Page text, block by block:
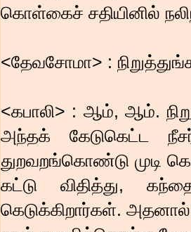
கொள்கைச் சதியினில்
<தேவசோமா> :
<கபாலி> : ஆம், ஆம்.
அந்தக் கேடுகெட்ட
துறவறங்கொண்டு முடி
கட்டு விதித்து,
கெடுக்கிறார்கள்.